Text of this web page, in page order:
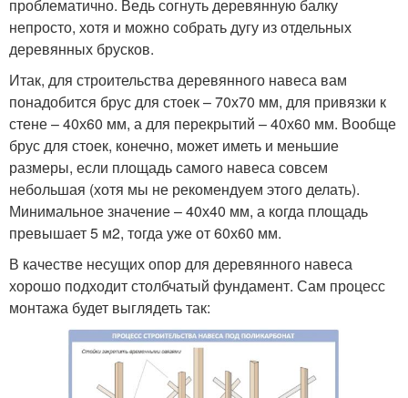
проблематично. Ведь согнуть деревянную балку
непросто, хотя и можно собрать дугу из отдельных
деревянных брусков.
Итак, для строительства деревянного навеса вам
понадобится брус для стоек – 70х70 мм, для привязки к
стене – 40х60 мм, а для перекрытий – 40х60 мм. Вообще
брус для стоек, конечно, может иметь и меньшие
размеры, если площадь самого навеса совсем
небольшая (хотя мы не рекомендуем этого делать).
Минимальное значение – 40х40 мм, а когда площадь
превышает 5 м2, тогда уже от 60х60 мм.
В качестве несущих опор для деревянного навеса
хорошо подходит столбчатый фундамент. Сам процесс
монтажа будет выглядеть так: